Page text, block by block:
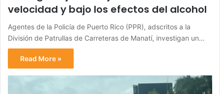
velocidad y bajo los efectos del alcohol
Agentes de la Policía de Puerto Rico (PPR), adscritos a la
División de Patrullas de Carreteras de Manatí, investigan un…
Read More »